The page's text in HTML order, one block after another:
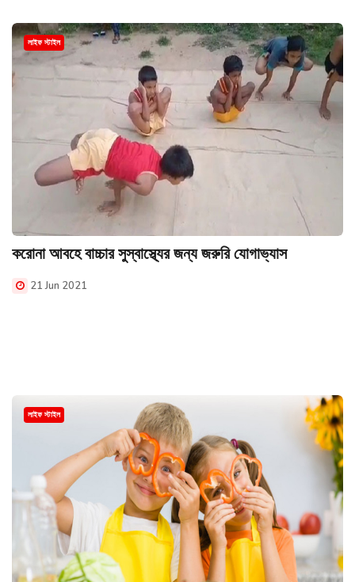
লাইফ স্টাইল
করোনা আবহে বাচ্চার সুস্বাস্থ্যের জন্য জরুরি যোগাভ্যাস
21 Jun 2021
লাইফ স্টাইল